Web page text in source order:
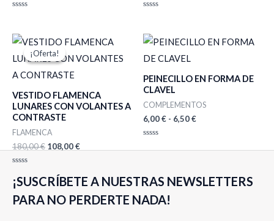
de
5
de
5
¡Oferta!
¡Oferta!
VESTIDO FLAMENCA
LUNARES CON VOLANTES A
CONTRASTE
FLAMENCA
180,00€
El
precio
original
180,00 €.
108,00€
El
precio
actual
con
0
5
PEINECILLO EN FORMA DE
CLAVEL
COMPLEMENTOS
6,00€ - 6,50€
Rango
de
6,00 €
6,50 €
con
¡SUSCRÍBETE A NUESTRAS NEWSLETTERS
PARA NO PERDERTE NADA!